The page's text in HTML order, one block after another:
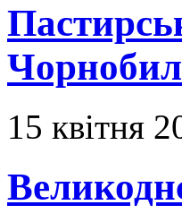
15 квітня